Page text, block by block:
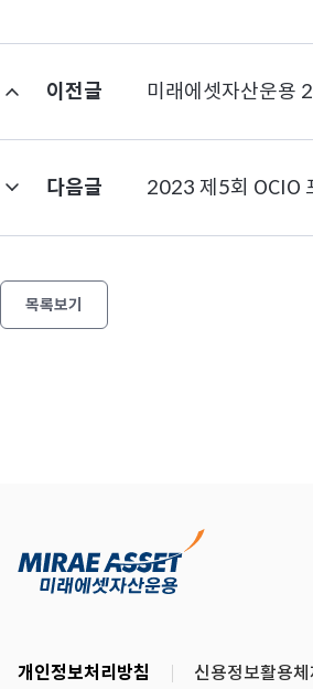
이전글 미래에셋자산운용
다음글 2023 제5회 OCIO
목록보기
개인정보처리방침 신용정보활용체